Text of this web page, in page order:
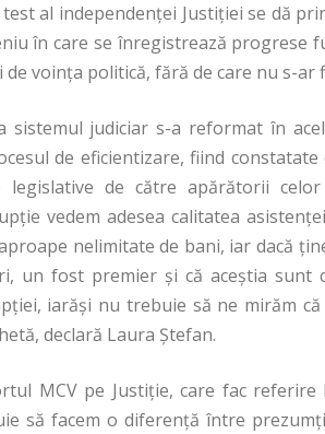
al independenţei Justiției se dă
în care se înregistrează progrese
de voința politică, fără de care nu s-ar
sistemul judiciar s-a reformat în
de eficientizare, fiind
de către apărătorii
vedem adesea calitatea
nelimitate de bani, iar dacă
un fost premier și că aceștia sunt
iarăși nu trebuie să ne mirăm
declară Laura Ștefan.
MCV pe Justiție, care fac
să facem o diferență între